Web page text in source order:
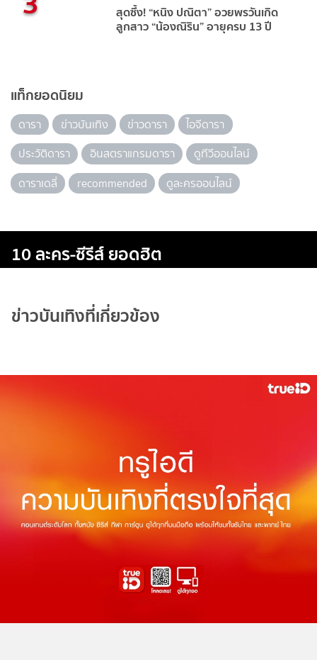
สุดซึ้ง! “หนิง ปณิตา” อวยพรวันเกิด
ลูกสาว “น้องณิริน” อายุครบ 13 ปี
แท็กยอดนิยม
ดารา ข่าวบันเทิง ข่าวดารา
ไอจีดารา
ประวัติดารา
อินสตราแกรมดารา
ดูทีวีออนไลน์
ดาราเดลี่
recommended ดูละครออนไลน์
10 ละคร-ซีรีส์ ยอดฮิต
ข่าวบันเทิงที่เกี่ยวข้อง